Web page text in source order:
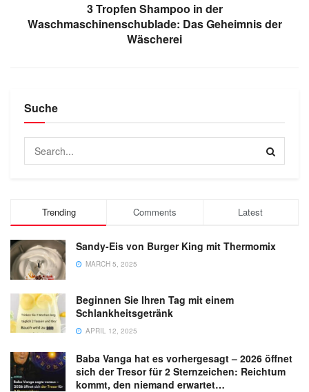
3 Tropfen Shampoo in der
Waschmaschinenschublade: Das Geheimnis der
Wäscherei
Suche
Trending Comments Latest
Sandy-Eis von Burger King mit Thermomix
MARCH 5, 2025
Beginnen Sie Ihren Tag mit einem
Schlankheitsgetränk
APRIL 12, 2025
Baba Vanga hat es vorhergesagt – 2026 öffnet
sich der Tresor für 2 Sternzeichen: Reichtum
kommt, den niemand erwartet…